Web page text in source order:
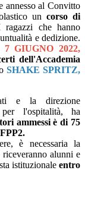
annesso al Convitto
uncorso di
che hanno
e dedizione.
7 GIUGNO 2022,
dell'Accademia
SHAKE SPRITZ,
e la direzione
l'ospitalità, ha
ammessi è di 75
è necessaria la
alunni e
istituzionaleentro